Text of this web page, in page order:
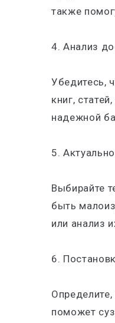
также
4. Анализ
Убедитесь,
книг,
надежной
5.
Выбирайте
быть
или анализ
6.
поможет